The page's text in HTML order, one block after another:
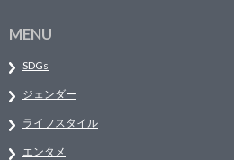
MENU
SDGs
ジェンダー
ライフスタイル
エンタメ